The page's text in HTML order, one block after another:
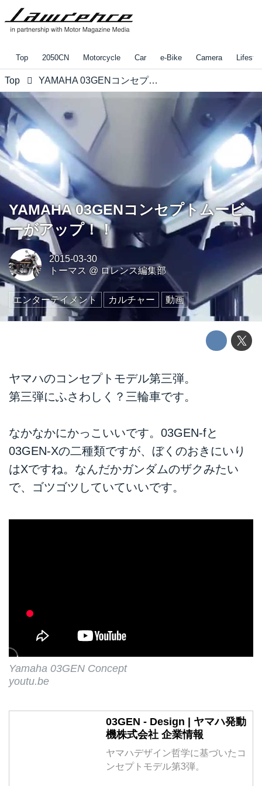
Top 2050CN Motorcycle Car e-Bike Camera
Top YAMAHA 03GENコンセプトムービーがアップ！！
YAMAHA 03GENコンセプトムービ
ーがアップ！！
2015-03-30
トーマス @ ロレンス編集部
エンターテイメント カルチャー 動画
ヤマハのコンセプトモデル第三弾。
第三弾にふさわしく？三輪車です。
なかなかにかっこいいです。03GEN-fと
03GEN-Xの二種類ですが、ぼくのおきにいり
はXですね。なんだかガンダムのザクみたい
で、ゴツゴツしていていいです。
Yamaha 03GEN Concept
youtu.be
03GEN - Design | ヤマハ発動
機株式会社 企業情報
ヤマハデザイン哲学に基づいたコ
ンセプトモデル第3弾。